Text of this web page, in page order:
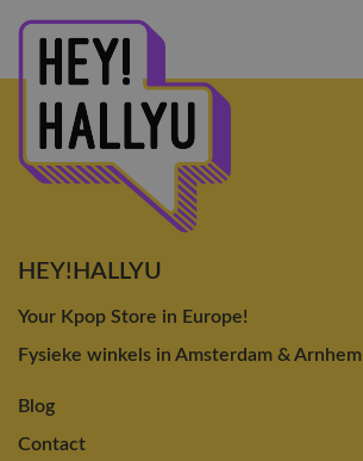
HEY!HALLYU
Your Kpop Store in Europe!
Fysieke winkels in Amsterdam & Arnhem
Blog
Contact